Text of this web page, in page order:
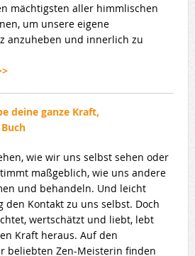
mächtigsten aller himmlischen
um unsere eigene
anzuheben und innerlich zu
deine ganze Kraft,
wie wir uns selbst sehen oder
maßgeblich, wie uns andere
und behandeln. Und leicht
Kontakt zu uns selbst. Doch
wertschätzt und liebt, lebt
Kraft heraus. Auf den
beliebten Zen-Meisterin finden